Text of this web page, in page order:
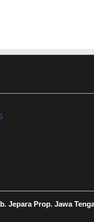
Jepara Prop. Jawa